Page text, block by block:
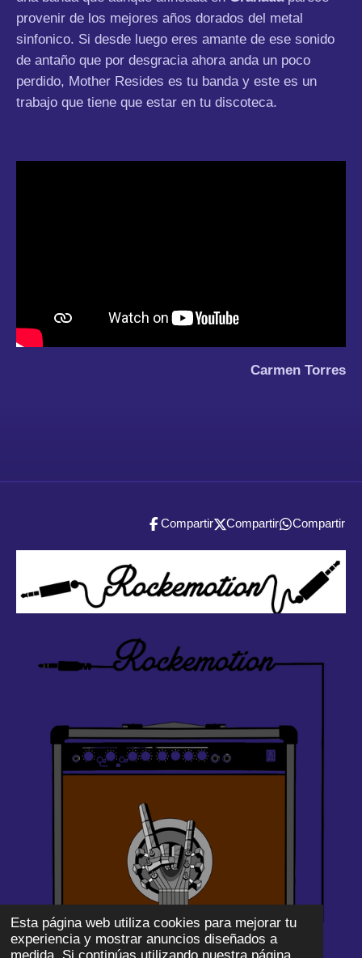
Esta página web utiliza cookies para mejorar tu
experiencia y mostrar anuncios diseñados a
provenir de los mejores años dorados del metal
sinfonico. Si desde luego eres amante de ese sonido
de antaño que por desgracia ahora anda un poco
perdido, Mother Resides es tu banda y este es un
trabajo que tiene que estar en tu discoteca.
Carmen Torres
Compartir Compartir Compartir